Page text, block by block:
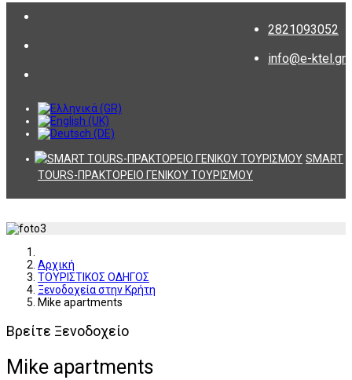
2821093052
info@e-ktel.gr
SMART
TOURS-ΠΡΑΚΤΟΡΕΙΟ ΓΕΝΙΚΟΥ ΤΟΥΡΙΣΜΟΥ
Αρχική
ΤΟΥΡΙΣΤΙΚΟΣ ΟΔΗΓΟΣ
Ξενοδοχεία στην Κρήτη
Mike apartments
Βρείτε Ξενοδοχείο
Mike apartments